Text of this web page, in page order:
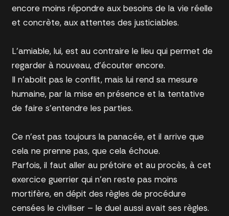
encore moins répondre aux besoins de la vie réelle
et concrète, aux attentes des justiciables.
L’amiable, lui, est au contraire le lieu qui permet de
regarder à nouveau, d’écouter encore.
Il n’abolit pas le conflit, mais lui rend sa mesure
humaine, par la mise en présence et la tentative
de faire s’entendre les parties.
Ce n’est pas toujours la panacée, et il arrive que
cela ne prenne pas, que cela échoue.
Parfois, il faut aller au prétoire et au procès, à cet
exercice guerrier qui n’en reste pas moins
mortifère, en dépit des règles de procédure
censées le civiliser – le duel aussi avait ses règles.